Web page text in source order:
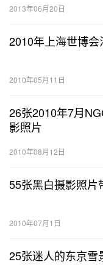
2013年06月20日
2010年上海世博会
2010年05月11日
26张2010年7月
影照片
2010年08月12日
55张黑白摄影照片
2010年07月1日
25张迷人的东京雪